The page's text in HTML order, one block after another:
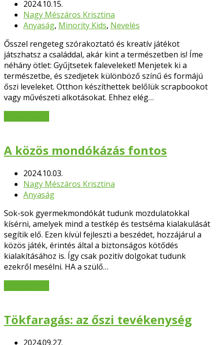
2024.10.15.
Nagy Mészáros Krisztina
Anyaság, Minority Kids, Nevelés
Ősszel rengeteg szórakoztató és kreatív játékot
játszhatsz a családdal, akár kint a természetben is! Íme
néhány ötlet: Gyűjtsetek faleveleket! Menjetek ki a
természetbe, és szedjetek különböző színű és formájú
őszi leveleket. Otthon készíthettek belőlük scrapbookot
vagy művészeti alkotásokat. Ehhez elég…
A közös mondókázás fontos
2024.10.03.
Nagy Mészáros Krisztina
Anyaság
Sok-sok gyermekmondókát tudunk mozdulatokkal
kísérni, amelyek mind a testkép és testséma kialakulását
segítik elő. Ezen kívül fejleszti a beszédet, hozzájárul a
közös játék, érintés által a biztonságos kötődés
kialakításához is. Így csak pozitív dolgokat tudunk
ezekről mesélni. HA a szülő…
Tökfaragás: az őszi tevékenység
2024.09.27.